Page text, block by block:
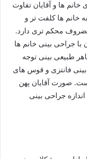
خانم ها و آقایان تفاوت
خانم ها کلفت تر و
محکم تری دارد.
با جراحی بینی خانم ها
طبیعی بینی توجه
بینی فانتزی و قوس های
صورت آقایان پهن
اندازه جراحی بینی